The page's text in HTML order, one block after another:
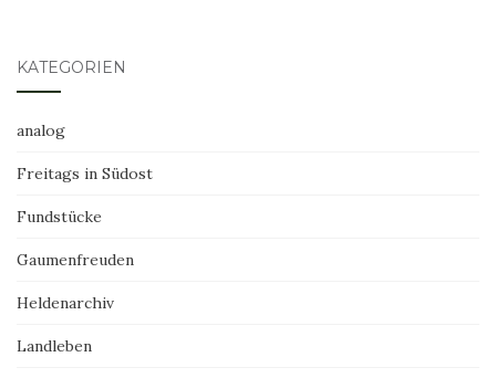
KATEGORIEN
analog
Freitags in Südost
Fundstücke
Gaumenfreuden
Heldenarchiv
Landleben